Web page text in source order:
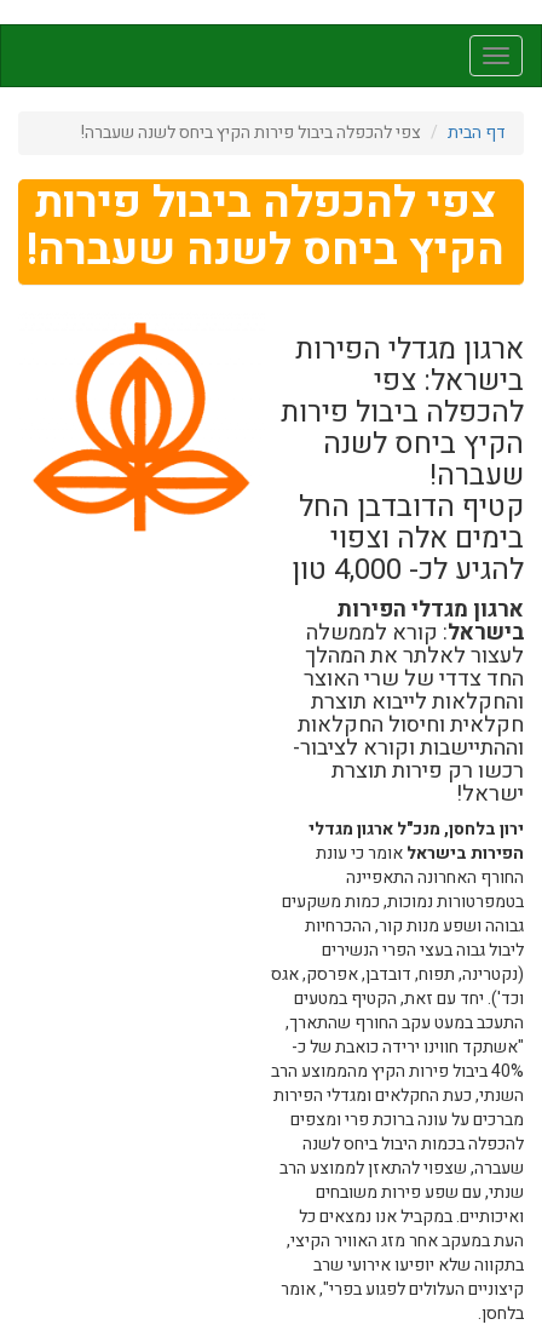
לתוכן
העיקריToggle
navigation
דף הבית
צפי להכפלה ביבול פירות הקיץ ביחס לשנה שעברה!
צפי להכפלה ביבול פירות
הקיץ ביחס לשנה שעברה!
ארגון מגדלי הפירות
בישראל: צפי
להכפלה ביבול פירות
הקיץ ביחס לשנה
שעברה!
קטיף הדובדבן החל
בימים אלה וצפוי
להגיע לכ- 4,000 טון
ארגון מגדלי הפירות
בישראל: קורא לממשלה
לעצור לאלתר את המהלך
החד צדדי של שרי האוצר
והחקלאות לייבוא תוצרת
חקלאית וחיסול החקלאות
וההתיישבות וקורא לציבור-
רכשו רק פירות תוצרת
ישראל!
ירון בלחסן, מנכ"ל ארגון מגדלי
הפירות בישראלאומר כי עונת
החורף האחרונה התאפיינה
בטמפרטורות נמוכות, כמות משקעים
גבוהה ושפע מנות קור, ההכרחיות
ליבול גבוה בעצי הפרי הנשירים
(נקטרינה, תפוח, דובדבן, אפרסק, אגס
וכד'). יחד עם זאת, הקטיף במטעים
התעכב במעט עקב החורף שהתארך,
"אשתקד חווינו ירידה כואבת של כ-
40% ביבול פירות הקיץ מהממוצע הרב
השנתי, כעת החקלאים ומגדלי הפירות
מברכים על עונה ברוכת פרי ומצפים
להכפלה בכמות היבול ביחס לשנה
שעברה, שצפוי להתאזן לממוצע הרב
שנתי, עם שפע פירות משובחים
ואיכותיים. במקביל אנו נמצאים כל
העת במעקב אחר מזג האוויר הקיצי,
בתקווה שלא יופיעו אירועי שרב
קיצוניים העלולים לפגוע בפרי", אומר
בלחסן.